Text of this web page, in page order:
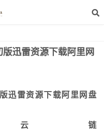
版迅雷资源下载阿里网
迅雷资源下载阿里网盘
链